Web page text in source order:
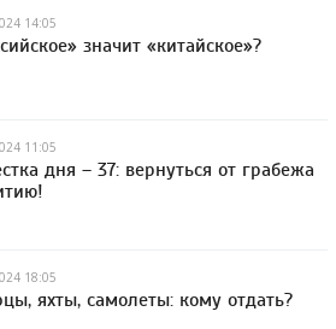
14:05
значит «китайское»?
11:05
дня – 37: вернуться от грабежа
18:05
яхты, самолеты: кому отдать?